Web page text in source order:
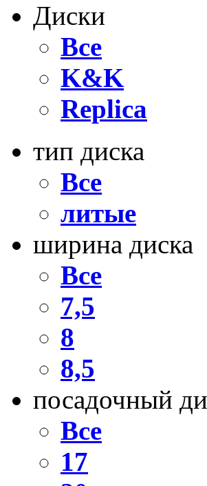
Диски
Все
K&K
Replica
тип диска
Все
литые
ширина диска
Все
7,5
8
8,5
посадочный
Все
17